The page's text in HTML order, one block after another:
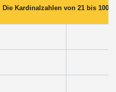
Die Kardinalzahlen von 21 bis 100